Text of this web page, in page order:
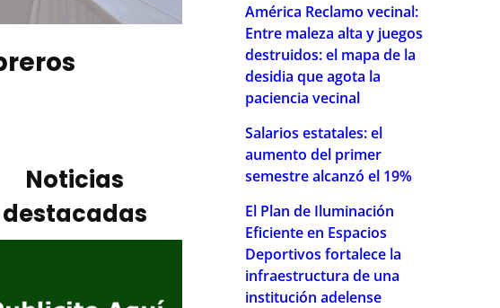
Noticias
destacadas
América Reclamo vecinal:
Entre maleza alta y juegos
destruidos: el mapa de la
desidia que agota la
paciencia vecinal
Salarios estatales: el
aumento del primer
semestre alcanzó el 19%
El Plan de Iluminación
Eficiente en Espacios
Deportivos fortalece la
infraestructura de una
institución adelense